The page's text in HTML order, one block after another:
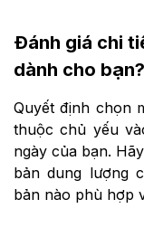
Đánh giá chi
dành cho bạn?
Quyết định chọn
thuộc chủ yếu
ngày của bạn.
bản dung lượng
bản nào phù hợp